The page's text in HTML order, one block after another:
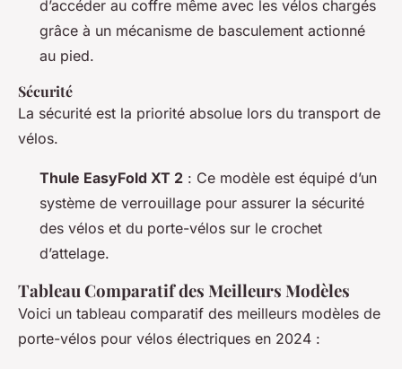
d’accéder au coffre même avec les vélos chargés
grâce à un mécanisme de basculement actionné
au pied.
Sécurité
La sécurité est la priorité absolue lors du transport de
vélos.
Thule EasyFold XT 2 : Ce modèle est équipé d’un
système de verrouillage pour assurer la sécurité
des vélos et du porte-vélos sur le crochet
d’attelage.
Tableau Comparatif des Meilleurs Modèles
Voici un tableau comparatif des meilleurs modèles de
porte-vélos pour vélos électriques en 2024 :